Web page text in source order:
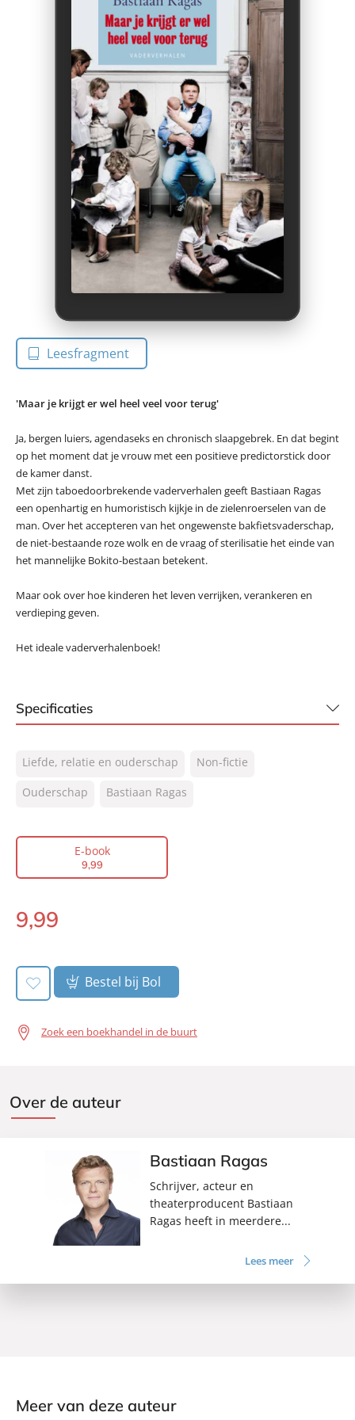
Leesfragment
'Maar je krijgt er wel heel veel voor terug'
Ja, bergen luiers, agendaseks en chronisch slaapgebrek. En dat begint
op het moment dat je vrouw met een positieve predictorstick door
de kamer danst.
Met zijn taboedoorbrekende vaderverhalen geeft Bastiaan Ragas
een openhartig en humoristisch kijkje in de zielenroerselen van de
man. Over het accepteren van het ongewenste bakfietsvaderschap,
de niet-bestaande roze wolk en de vraag of sterilisatie het einde van
het mannelijke Bokito-bestaan betekent.
Maar ook over hoe kinderen het leven verrijken, verankeren en
verdieping geven.
Het ideale vaderverhalenboek!
Specificaties
NUR:
850
Type:
E-book
Prijs:
9,99
Aantal pagina's:
Uitgever:
Lev.
Liefde, relatie en ouderschap
Non-fictie
Ouderschap
Bastiaan Ragas
E-book
9,99
E-
9,99
Bestel bij Bol
Zoek een boekhandel in de buurt
Over de auteur
Bastiaan Ragas
Schrijver, acteur en
theaterproducent Bastiaan
Ragas heeft in meerdere...
Lees meer
Meer van deze auteur